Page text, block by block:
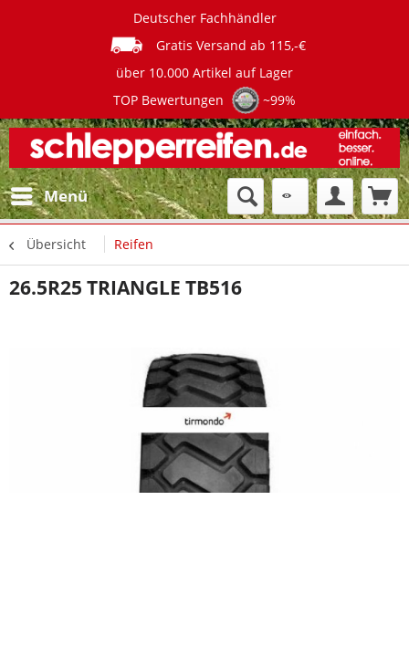
Deutscher Fachhändler
Gratis Versand ab 115,-€
über 10.000 Artikel auf Lager
TOP Bewertungen
~99%
Menü
Übersicht Reifen
26.5R25 TRIANGLE TB516